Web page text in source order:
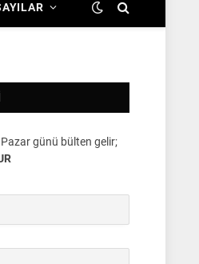
günü bülten gelir;